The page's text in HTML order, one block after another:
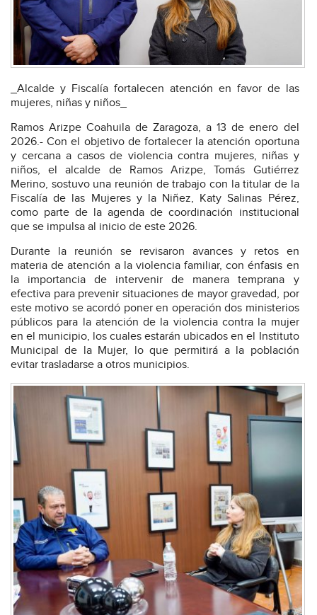
_Alcalde y Fiscalía fortalecen atención en favor de las
mujeres, niñas y niños_
Ramos Arizpe Coahuila de Zaragoza, a 13 de enero del
2026.- Con el objetivo de fortalecer la atención oportuna
y cercana a casos de violencia contra mujeres, niñas y
niños, el alcalde de Ramos Arizpe, Tomás Gutiérrez
Merino, sostuvo una reunión de trabajo con la titular de la
Fiscalía de las Mujeres y la Niñez, Katy Salinas Pérez,
como parte de la agenda de coordinación institucional
que se impulsa al inicio de este 2026.
Durante la reunión se revisaron avances y retos en
materia de atención a la violencia familiar, con énfasis en
la importancia de intervenir de manera temprana y
efectiva para prevenir situaciones de mayor gravedad, por
este motivo se acordó poner en operación dos ministerios
públicos para la atención de la violencia contra la mujer
en el municipio, los cuales estarán ubicados en el Instituto
Municipal de la Mujer, lo que permitirá a la población
evitar trasladarse a otros municipios.